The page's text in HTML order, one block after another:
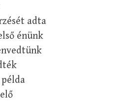
adta
énünk